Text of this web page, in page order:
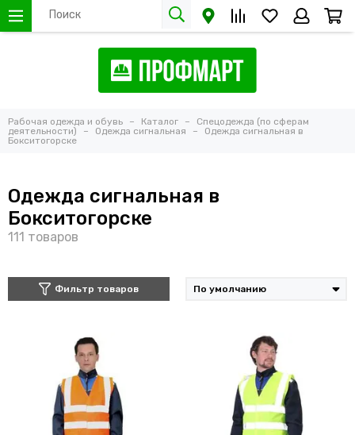
Рабочая одежда и обувь Каталог
Спецодежда (по сферам
деятельности)
Одежда сигнальная
Одежда сигнальная в
Бокситогорске
Одежда сигнальная в
Бокситогорске
Фильтр товаров